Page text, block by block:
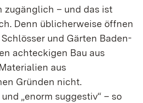
zugänglich – und das ist
Denn üblicherweise öffnen
und Gärten Baden-
achteckigen Bau aus
aus
Gründen nicht.
„enorm suggestiv“ – so